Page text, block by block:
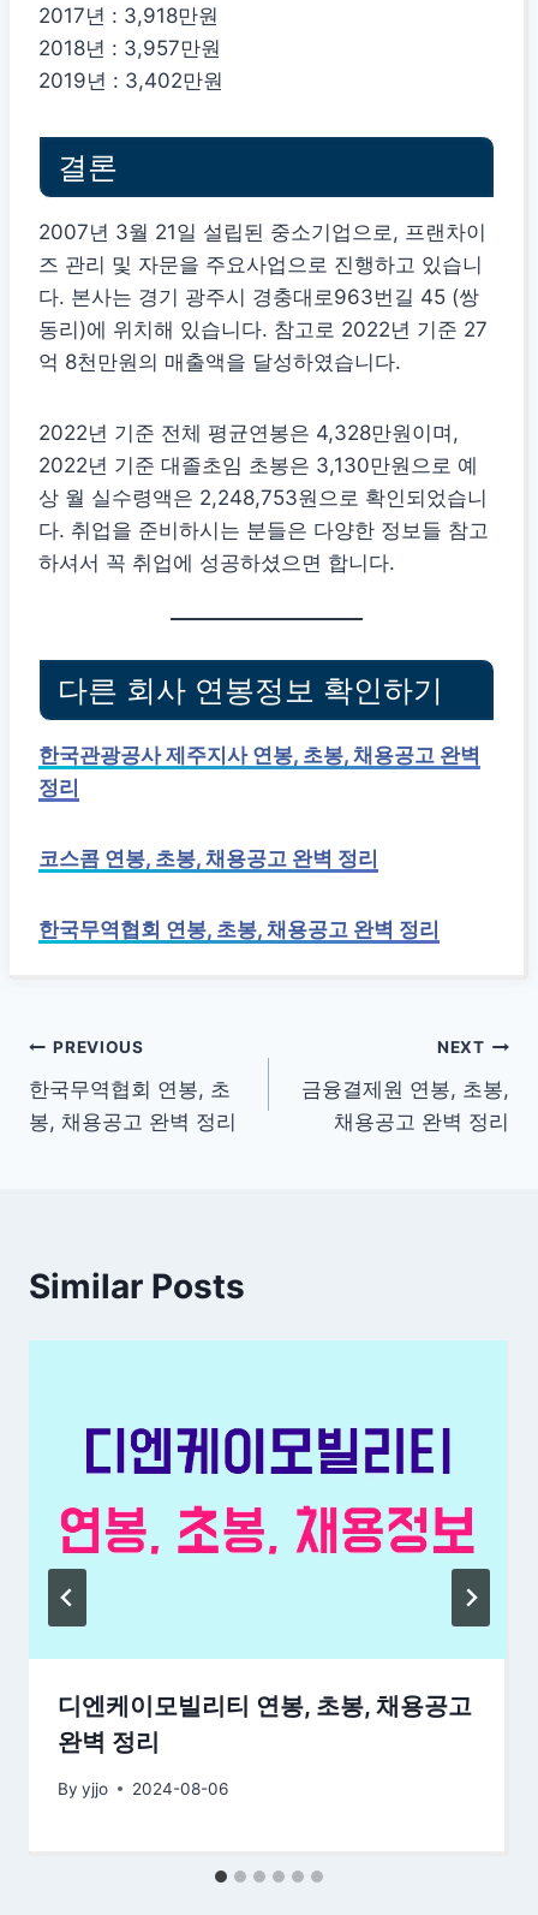
2017년 : 3,918만원
2018년 : 3,957만원
2019년 : 3,402만원
결론
2007년 3월 21일 설립된 중소기업으로, 프랜차이
즈 관리 및 자문을 주요사업으로 진행하고 있습니
다. 본사는 경기 광주시 경충대로963번길 45 (쌍
동리)에 위치해 있습니다. 참고로 2022년 기준 27
억 8천만원의 매출액을 달성하였습니다.
2022년 기준 전체 평균연봉은 4,328만원이며,
2022년 기준 대졸초임 초봉은 3,130만원으로 예
상 월 실수령액은 2,248,753원으로 확인되었습니
다. 취업을 준비하시는 분들은 다양한 정보들 참고
하셔서 꼭 취업에 성공하셨으면 합니다.
다른 회사 연봉정보 확인하기
한국관광공사 제주지사 연봉, 초봉, 채용공고 완벽
정리
코스콤 연봉, 초봉, 채용공고 완벽 정리
한국무역협회 연봉, 초봉, 채용공고 완벽 정리
글
탐
PREVIOUS
한국무역협회 연봉, 초
봉, 채용공고 완벽 정리
NEXT
금융결제원 연봉, 초봉,
채용공고 완벽 정리
Similar Posts
디엔케이모빌리티 연봉, 초봉, 채용공고
완벽 정리
By yjjo 2024-08-06